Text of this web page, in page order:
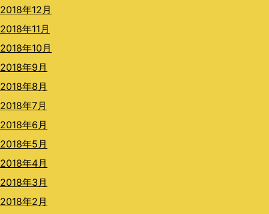
2018年12月
2018年11月
2018年10月
2018年9月
2018年8月
2018年7月
2018年6月
2018年5月
2018年4月
2018年3月
2018年2月